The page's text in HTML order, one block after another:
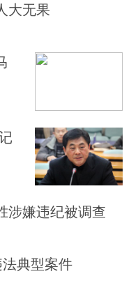
大无果
涉嫌违纪被调查
典型案件